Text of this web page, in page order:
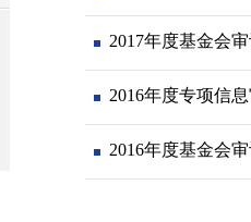
2017年度基金会
2016年度专项信
2016年度基金会